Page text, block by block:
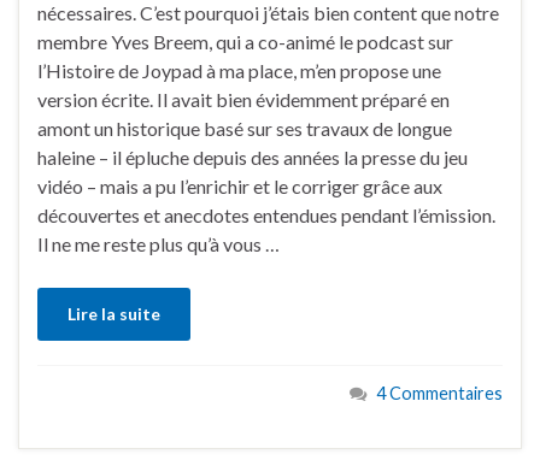
nécessaires. C’est pourquoi j’étais bien content que notre
membre Yves Breem, qui a co-animé le podcast sur
l’Histoire de Joypad à ma place, m’en propose une
version écrite. Il avait bien évidemment préparé en
amont un historique basé sur ses travaux de longue
haleine – il épluche depuis des années la presse du jeu
vidéo – mais a pu l’enrichir et le corriger grâce aux
découvertes et anecdotes entendues pendant l’émission.
Il ne me reste plus qu’à vous …
Lire la suite
4 Commentaires